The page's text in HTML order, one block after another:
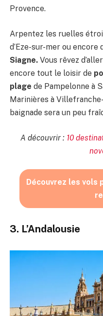
Provence.
Arpentez les ruelles
d’Eze-sur-mer ou encore
Siagne. Vous rêvez
encore tout le loisir de
plage de Pampelonne à
Marinières à
baignade sera un peu
A découvrir : 10
Découvrez les vols
3. L’Andalousie